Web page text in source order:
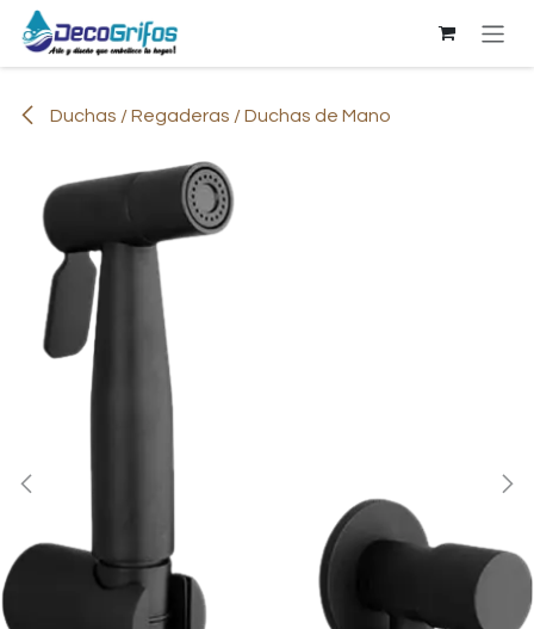
Ir al contenido
Duchas / Regaderas / Duchas de Mano